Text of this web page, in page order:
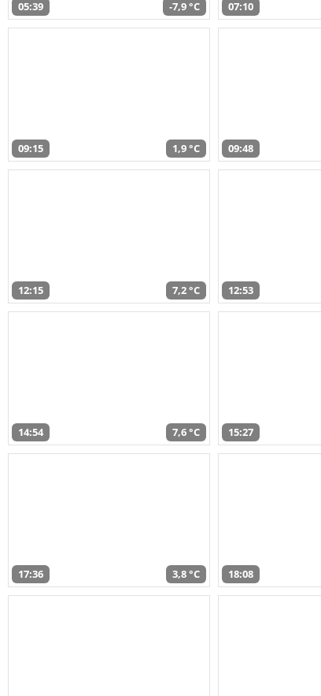
05:39 -7,9 °C 07:10
09:15 1,9 °C 09:48
12:15 7,2 °C 12:53
14:54 7,6 °C 15:27
17:36 3,8 °C 18:08